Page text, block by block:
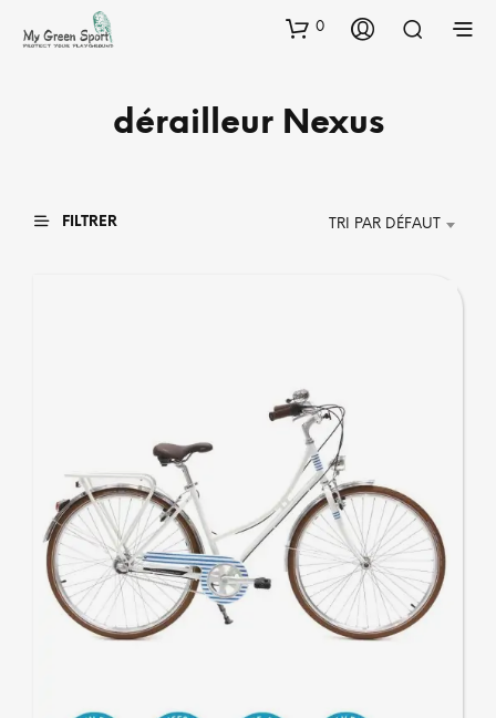
0
dérailleur Nexus
FILTRER TRI PAR DÉFAUT